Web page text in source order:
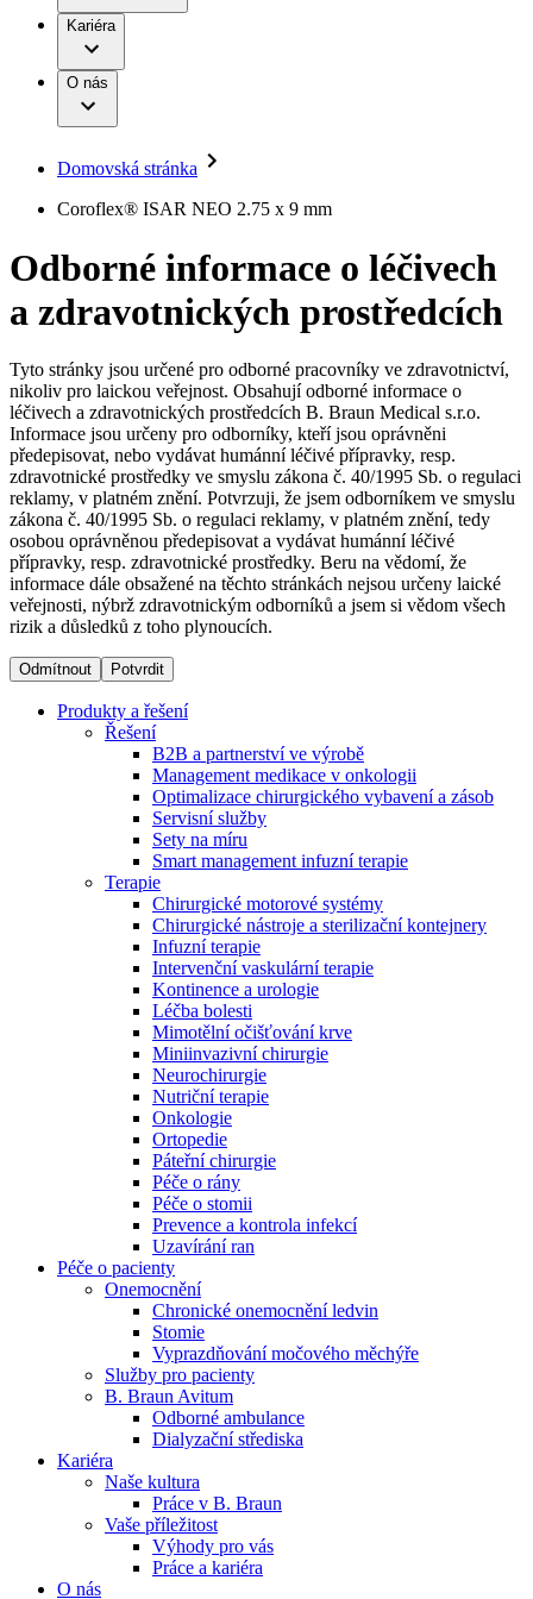
Léčba bolesti
Mimotělní očišťování krve
Neurochirurgie
Onkologie
Ortopedie
Páteřní chirurgie
Péče o rány
Prevence a kontrola infekcí
Uzavírání ran
Řešení
Terapie
Produktový katalog​
Objevte naše produkty. Navštivte produktový katalog B.
Braun s našim kompletním produktovým portfoliem.
Onemocnění
B. Braun Avitum
Dialyzační střediska​
B. Braun Avitum poskytuje kvalitní dialyzační péči ve všech
svých střediscích v České republice. Více informací se
dozvíte na stránkách jednotlivých středisek.
Odborné ambulance
Naše specializované ambulance jsou tu pro vás. Zvolte
specializaci a město, které potřebujete, a objednejte se do naší
ambulance.
Práce a kariéra
Naše kultura
Vaše příležitost​
Nabídky pracovních míst
Objevte své kariérní příležitosti ​v B. Braun. Vyhledejte náš trh
práce​ pro zajímavé pozice.​
Odpovědnost
Média
Tiskové zprávy
Kontakt
Kontaktní formulář
Registrace k odběru newsletteru
Odpovědnost
Média
Kontakt
Zůstaňte v dialogu s B. Braun. ​Kontaktujte nás.​
Kariéra
O nás
Domovská stránka
Coroflex® ISAR NEO 2.75 x 9 mm
Odborné informace o léčivech
a zdravotnických prostředcích
Tyto stránky jsou určené pro odborné pracovníky ve zdravotnictví,
nikoliv pro laickou veřejnost. Obsahují odborné informace o
léčivech a zdravotnických prostředcích B. Braun Medical s.r.o.
Informace jsou určeny pro odborníky, kteří jsou oprávněni
předepisovat, nebo vydávat humánní léčivé přípravky, resp.
zdravotnické prostředky ve smyslu zákona č. 40/1995 Sb. o regulaci
reklamy, v platném znění. Potvrzuji, že jsem odborníkem ve smyslu
zákona č. 40/1995 Sb. o regulaci reklamy, v platném znění, tedy
osobou oprávněnou předepisovat a vydávat humánní léčivé
přípravky, resp. zdravotnické prostředky. Beru na vědomí, že
informace dále obsažené na těchto stránkách nejsou určeny laické
veřejnosti, nýbrž zdravotnickým odborníků a jsem si vědom všech
rizik a důsledků z toho plynoucích.
Odmítnout Potvrdit
Produkty a řešení
Řešení
B2B a partnerství ve výrobě
Management medikace v onkologii
Optimalizace chirurgického vybavení a zásob
Servisní služby
Sety na míru
Smart management infuzní terapie​
Terapie
Chirurgické motorové systémy
Chirurgické nástroje a sterilizační kontejnery
Infuzní terapie
Intervenční vaskulární terapie
Kontinence a urologie
Léčba bolesti
Mimotělní očišťování krve
Miniinvazivní chirurgie
Neurochirurgie
Nutriční terapie
Onkologie
Ortopedie
Páteřní chirurgie
Péče o rány
Péče o stomii
Prevence a kontrola infekcí
Uzavírání ran
Péče o pacienty
Onemocnění
Chronické onemocnění ledvin
Stomie
Vyprazdňování močového měchýře
Služby pro pacienty
B. Braun Avitum
Odborné ambulance
Dialyzační střediska
Kariéra
Naše kultura
Práce v B. Braun
Vaše příležitost​
Výhody pro vás
Práce a kariéra
O nás